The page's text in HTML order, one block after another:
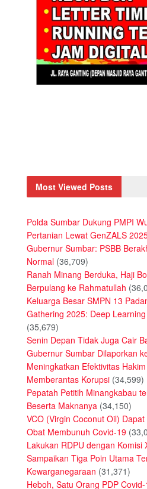
Most Viewed Posts
Polda Sumbar Dukung PMPI
Pertanian Lewat GenZALS
Gubernur Sumbar: PSBB
Normal (36,709)
Ranah Minang Berduka, Haji
Berpulang ke Rahmatullah
Keluarga Besar SMPN 13
Gathering 2025: Deep
(35,679)
Senin Depan Tidak Juga Cair
Gubernur Sumbar Dilaporkan
Meningkatkan Efektivitas
Memberantas Korupsi (34,599)
Pepatah Petitih Minangkabau
Beserta Maknanya (34,150)
VCO (Virgin Coconut Oil)
Obat Membunuh Covid-19
Lakukan RDPU dengan Komisi
Sampaikan Tiga Poin Utama
Kewarganegaraan (31,371)
Heboh, Satu Orang PDP